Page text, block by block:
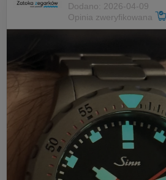
Dodano: 2026-04-09
Opinia zweryfikowana